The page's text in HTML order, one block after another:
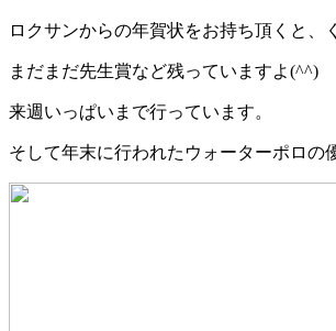
ロクサンからの年賀状をお持ち頂くと、
まだまだ先生賞など残っていますよ(^^)
来週いっぱいまで行っています。
そして年末に行われたウォーターポロ